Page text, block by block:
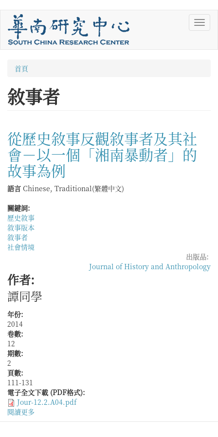
您
在
這
首頁
敘事者
從歷史敘事反觀敘事者及其社
會－以一個「湘南暴動者」的
故事為例
語言 Chinese, Traditional(繁體中文)
關鍵詞:
歷史敘事
敘事版本
敘事者
社會情境
出版品:
Journal of History and Anthropology
作者:
譚同學
年份:
2014
卷數:
12
期數:
2
頁數:
111-131
電子全文下載 (PDF格式):
Jour-12.2.A04.pdf
閱讀更多
於